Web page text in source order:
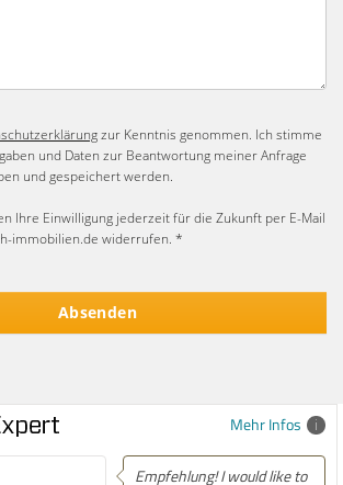
zur Kenntnis genommen. Ich stimme
und Daten zur Beantwortung meiner Anfrage
und gespeichert werden.
Ihre Einwilligung jederzeit für die Zukunft per E-Mail
immobilien.de widerrufen. *
Absenden
Mehr Infos
Empfehlung! I would like to Empfehlung!